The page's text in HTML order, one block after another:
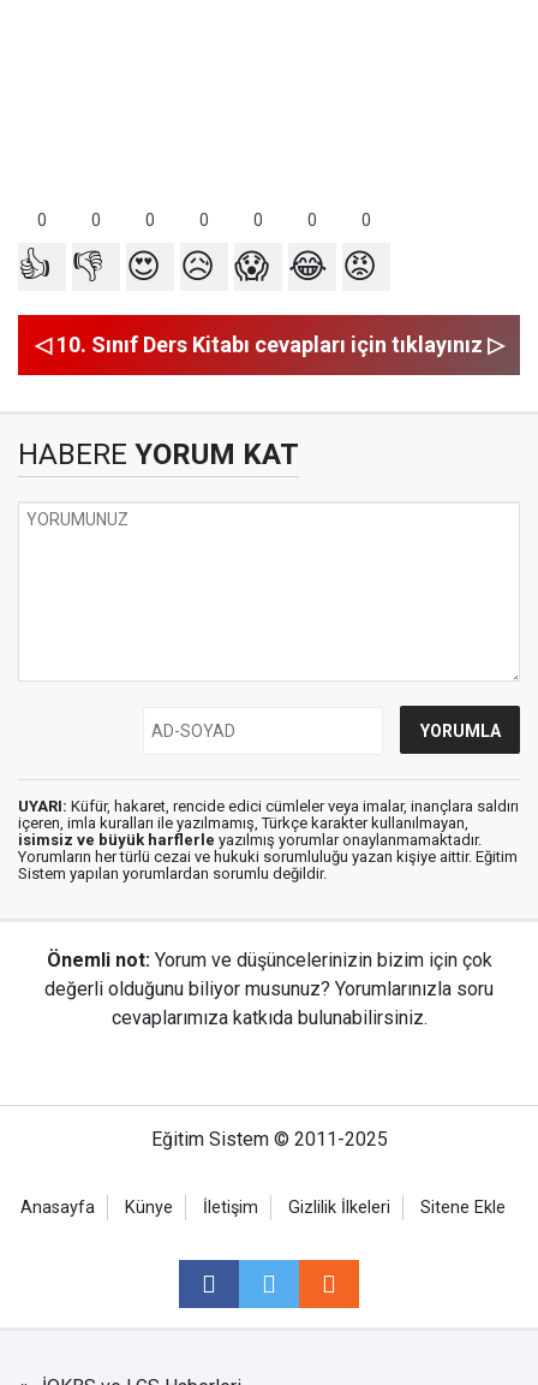
0 0 0 0 0 0 0
👍 👎 😍 😥 😱 😂 😡
◁ 10. Sınıf Ders Kitabı cevapları için tıklayınız ▷
HABERE YORUM KAT
UYARI: Küfür, hakaret, rencide edici cümleler veya imalar, inançlara saldırı
içeren, imla kuralları ile yazılmamış, Türkçe karakter kullanılmayan,
isimsiz ve büyük harflerle yazılmış yorumlar onaylanmamaktadır.
Yorumların her türlü cezai ve hukuki sorumluluğu yazan kişiye aittir. Eğitim
Sistem yapılan yorumlardan sorumlu değildir.
Önemli not: Yorum ve düşüncelerinizin bizim için çok
değerli olduğunu biliyor musunuz? Yorumlarınızla soru
cevaplarımıza katkıda bulunabilirsiniz.
Eğitim Sistem © 2011-2025
Anasayfa Künye İletişim Gizlilik İlkeleri Sitene Ekle